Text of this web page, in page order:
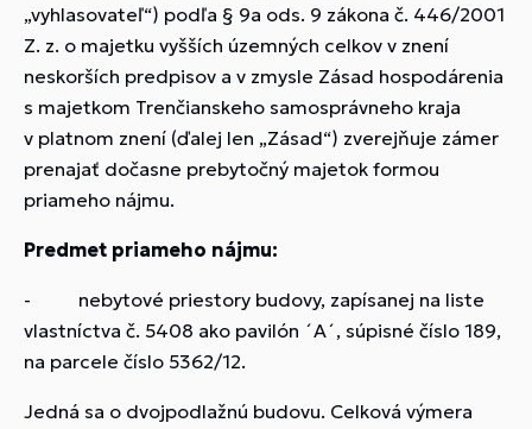
„vyhlasovateľ“) podľa § 9a ods. 9 zákona č. 446/2001
Z. z. o majetku vyšších územných celkov v znení
neskorších predpisov a v zmysle Zásad hospodárenia
s majetkom Trenčianskeho samosprávneho kraja
v platnom znení (ďalej len „Zásad“) zverejňuje zámer
prenajať dočasne prebytočný majetok formou
priameho nájmu.
Predmet priameho nájmu:
- nebytové priestory budovy, zapísanej na liste
vlastníctva č. 5408 ako pavilón ´A´, súpisné číslo 189,
na parcele číslo 5362/12.
Jedná sa o dvojpodlažnú budovu. Celková výmera